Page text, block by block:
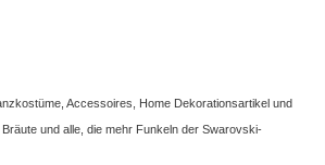
Accessoires, Home Dekorationsartikel und
Bräute und alle, die mehr Funkeln der Swarovski-